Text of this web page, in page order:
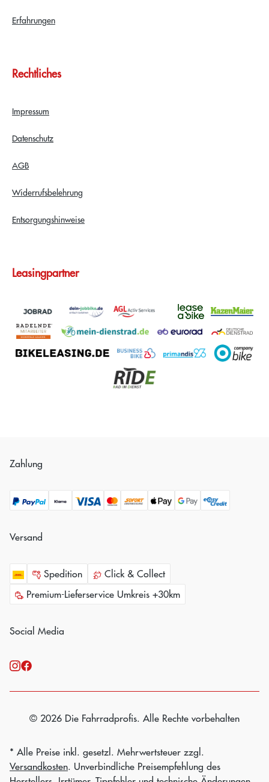
Erfahrungen
Rechtliches
Impressum
Datenschutz
AGB
Widerrufsbelehrung
Entsorgungshinweise
Leasingpartner
Zahlung
Versand
Spedition
Click & Collect
Premium-Lieferservice Umkreis +30km
Social Media
© 2026 Die Fahrradprofis. Alle Rechte vorbehalten
* Alle Preise inkl. gesetzl. Mehrwertsteuer zzgl.
Versandkosten. Unverbindliche Preisempfehlung des